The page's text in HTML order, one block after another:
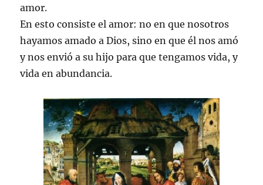
amor.
En esto consiste el amor: no en que nosotros
hayamos amado a Dios, sino en que él nos amó
y nos envió a su hijo para que tengamos vida, y
vida en abundancia.